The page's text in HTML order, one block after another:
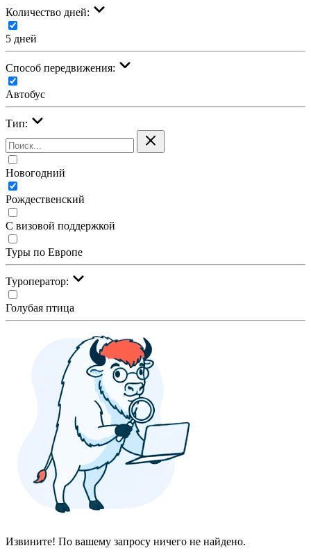
Количество дней:
5 дней
Cпособ передвижения:
Автобус
Тип:
Новогодний
Рождественский
С визовой поддержкой
Туры по Европе
Туроператор:
Голубая птица
Извините! По вашему запросу ничего не найдено.